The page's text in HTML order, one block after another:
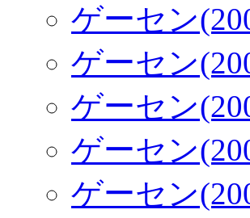
ゲーセン
ゲーセン
ゲーセン
ゲーセン
ゲーセン